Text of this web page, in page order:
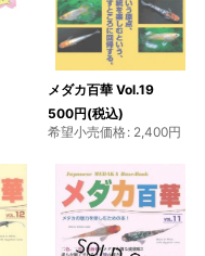
メダカ百華 Vol.19
500円(税込)
希望小売価格: 2,400円